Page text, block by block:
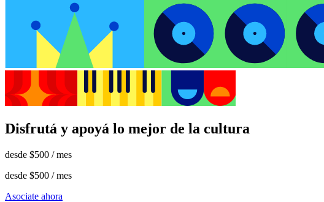
Disfrutá y apoyá lo mejor de la cultura
desde $500 / mes
desde $500 / mes
Asociate ahora